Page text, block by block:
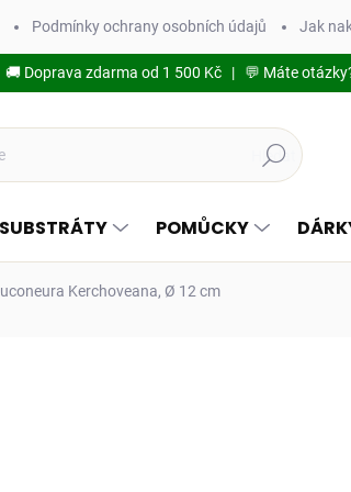
Podmínky ochrany osobních údajů Jak
Doprava zdarma od 1 500 Kč | 💬 Máte
Hledat
SUBSTRÁTY POMŮCKY
Kerchoveana, Ø 12 cm